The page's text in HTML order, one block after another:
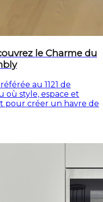
le Charme du
au 1121 de
où style, espace et
pour créer un havre de